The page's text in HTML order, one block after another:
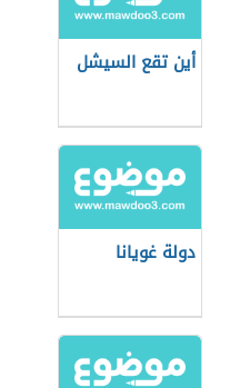
أين تقع السيشل
دولة غويانا